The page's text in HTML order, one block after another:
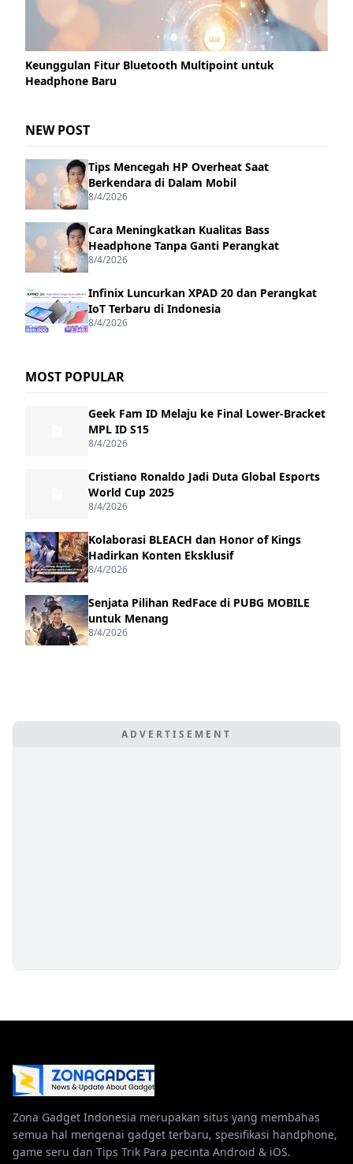
Keunggulan Fitur Bluetooth Multipoint untuk
Headphone Baru
NEW POST
Tips Mencegah HP Overheat Saat
Berkendara di Dalam Mobil
8/4/2026
Cara Meningkatkan Kualitas Bass
Headphone Tanpa Ganti Perangkat
8/4/2026
Infinix Luncurkan XPAD 20 dan Perangkat
IoT Terbaru di Indonesia
8/4/2026
MOST POPULAR
Geek Fam ID Melaju ke Final Lower-Bracket
MPL ID S15
8/4/2026
Cristiano Ronaldo Jadi Duta Global Esports
World Cup 2025
8/4/2026
Kolaborasi BLEACH dan Honor of Kings
Hadirkan Konten Eksklusif
8/4/2026
Senjata Pilihan RedFace di PUBG MOBILE
untuk Menang
8/4/2026
ADVERTISEMENT
Zona Gadget Indonesia merupakan situs yang membahas
semua hal mengenai gadget terbaru, spesifikasi handphone,
game seru dan Tips Trik Para pecinta Android & iOS.